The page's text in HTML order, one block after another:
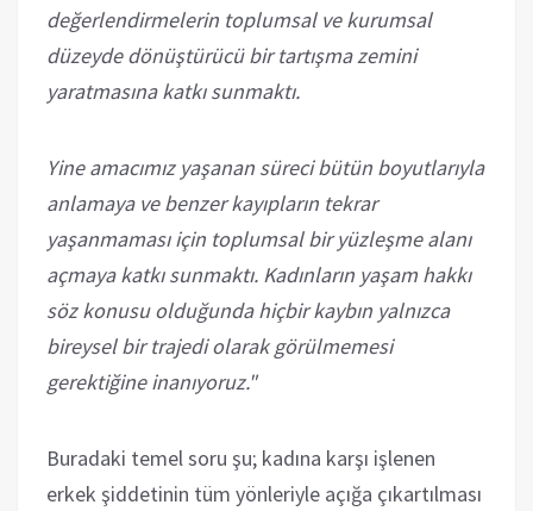
değerlendirmelerin toplumsal ve kurumsal
düzeyde dönüştürücü bir tartışma zemini
yaratmasına katkı sunmaktı.
Yine amacımız yaşanan süreci bütün boyutlarıyla
anlamaya ve benzer kayıpların tekrar
yaşanmaması için toplumsal bir yüzleşme alanı
açmaya katkı sunmaktı. Kadınların yaşam hakkı
söz konusu olduğunda hiçbir kaybın yalnızca
bireysel bir trajedi olarak görülmemesi
gerektiğine inanıyoruz."
Buradaki temel soru şu; kadına karşı işlenen
erkek şiddetinin tüm yönleriyle açığa çıkartılması